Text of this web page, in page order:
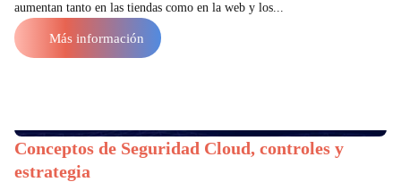
aumentan tanto en las tiendas como en la web y los...
Más información
Conceptos de Seguridad Cloud, controles y
estrategia